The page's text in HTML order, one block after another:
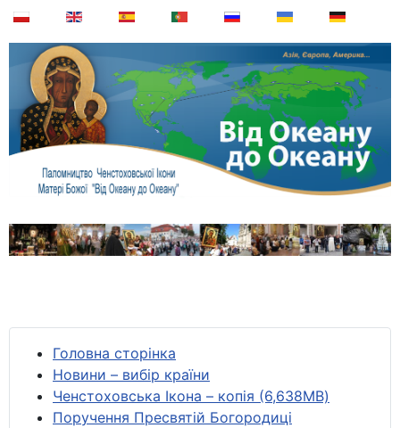
Головна сторінка
Новини – вибір країни
Ченстоховська Ікона – копія (6,638MB)
Поручення Пресвятій Богородиці